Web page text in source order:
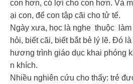
con hơn, có lợi cho con hơn. Và
ại con, để con tập cãi cho tử tế.
Ngày xưa, học là nghe thuộc
hỏi, biết cãi, biết bắt bẻ lý lẽ. Đó
hương trình giáo dục khai phóng
n khích.
Nhiều nghiên cứu cho thấy: trẻ